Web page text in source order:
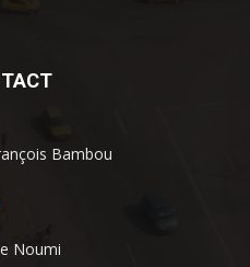
Bambou
Noumi